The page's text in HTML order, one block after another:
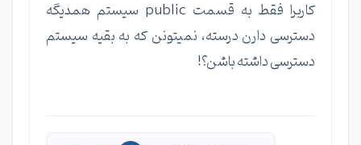
کاربرا فقط به قسمت public سیستم همدیگه
دسترسی دارن درسته، نمیتونن که به بقیه سیستم
دسترسی داشته باشن؟!